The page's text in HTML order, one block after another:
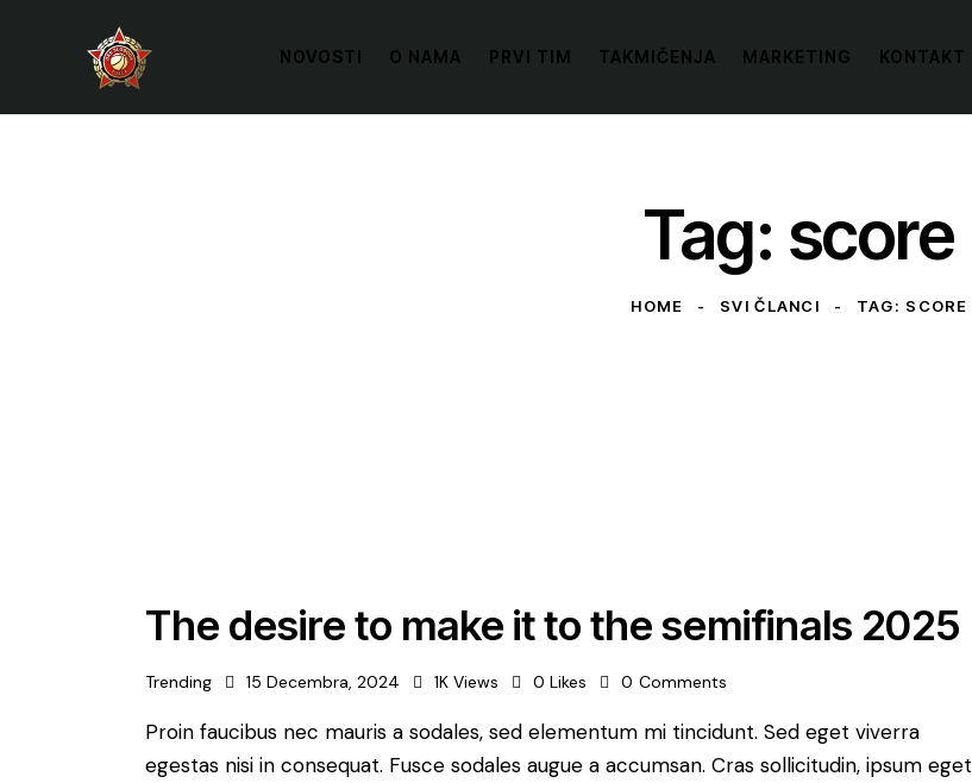
NOVOSTI O NAMA PRVI TIM TAKMIČENJA MARKETING KONTAKT
Tag: score
HOME SVI ČLANCI TAG: SCORE
The desire to make it to the semifinals 2025
Trending 15 Decembra, 2024 1K Views 0 Likes 0 Comments
Proin faucibus nec mauris a sodales, sed elementum mi tincidunt. Sed eget viverra
egestas nisi in consequat. Fusce sodales augue a accumsan. Cras sollicitudin, ipsum eget